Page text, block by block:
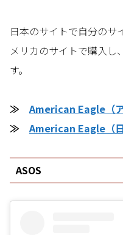
日本のサイトで自分のサ
メリカのサイトで購入し
す。
≫ American Eagle（
≫ American Eagle（
ASOS